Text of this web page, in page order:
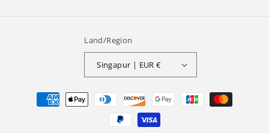
Land/Region
Singapur | EUR €
Zahlungsmethoden